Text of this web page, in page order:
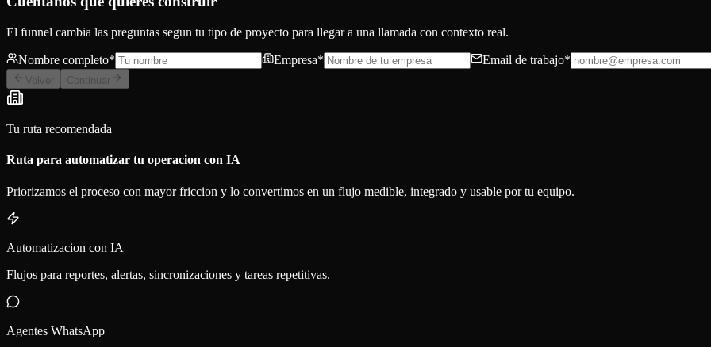
El funnel cambia las preguntas segun tu tipo de proyecto para llegar a una llamada con contexto real.
Nombre completo* Empresa* Email de trabajo*
Volver Continuar
Tu ruta recomendada
Ruta para automatizar tu operacion con IA
Priorizamos el proceso con mayor friccion y lo convertimos en un flujo medible, integrado y usable por tu equipo.
Automatizacion con IA
Flujos para reportes, alertas, sincronizaciones y tareas repetitivas.
Agentes WhatsApp